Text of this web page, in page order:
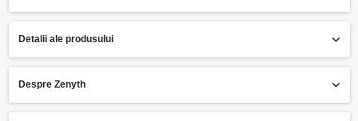
Detalii ale produsului
Despre Zenyth